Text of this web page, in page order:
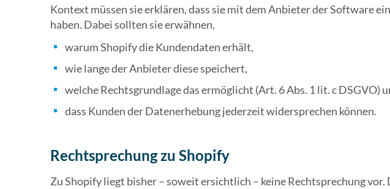
Kontext müssen sie erklären, dass sie mit dem Anbieter der Software
haben. Dabei sollten sie erwähnen,
warum Shopify die Kundendaten erhält,
wie lange der Anbieter diese speichert,
welche Rechtsgrundlage das ermöglicht (Art. 6 Abs. 1 lit. c DSGVO)
dass Kunden der Datenerhebung jederzeit widersprechen können.
Rechtsprechung zu Shopify
Zu Shopify liegt bisher – soweit ersichtlich – keine Rechtsprechung